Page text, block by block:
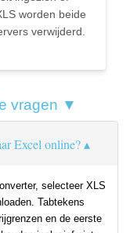
worden beide
verwijderd.
vragen ▼
Excel online?
selecteer XLS
Tabtekens
en de eerste